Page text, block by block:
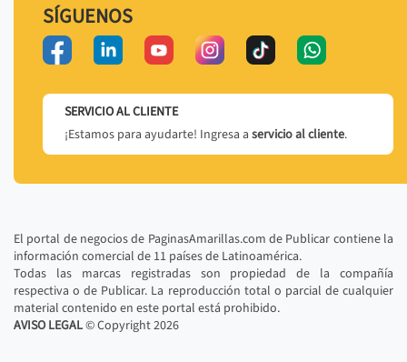
SÍGUENOS
SERVICIO AL CLIENTE
¡Estamos para ayudarte! Ingresa a servicio al cliente.
El portal de negocios de PaginasAmarillas.com de Publicar contiene la
información comercial de 11 países de Latinoamérica.
Todas las marcas registradas son propiedad de la compañía
respectiva o de Publicar. La reproducción total o parcial de cualquier
material contenido en este portal está prohibido.
AVISO LEGAL© Copyright2026